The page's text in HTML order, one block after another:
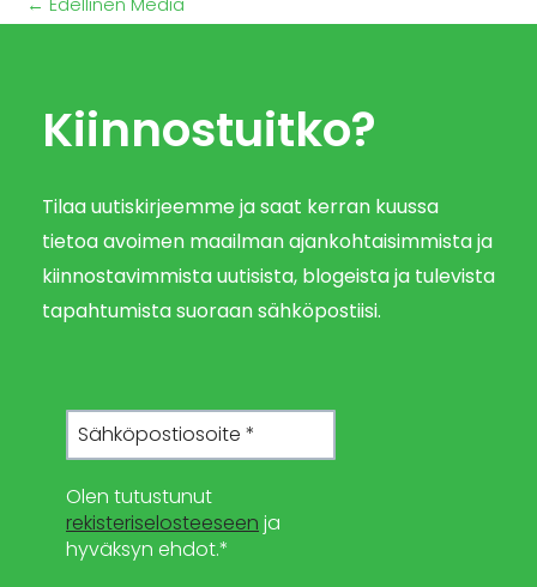
← Edellinen Media
Kiinnostuitko?
Tilaa uutiskirjeemme ja saat kerran kuussa
tietoa avoimen maailman ajankohtaisimmista ja
kiinnostavimmista uutisista, blogeista ja tulevista
tapahtumista suoraan sähköpostiisi.
Olen tutustunut
rekisteriselosteeseen ja
hyväksyn ehdot.*